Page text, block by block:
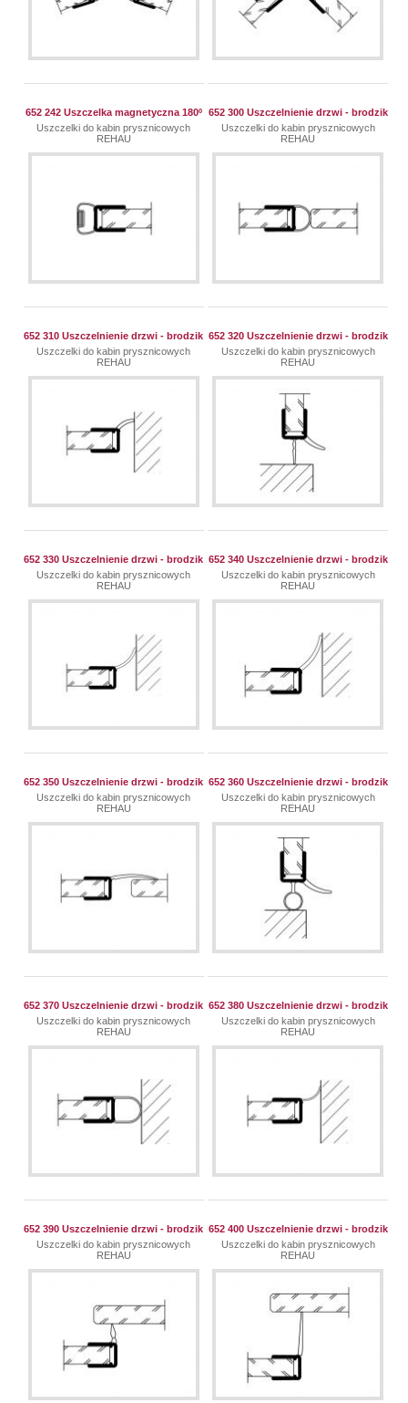
652 242 Uszczelka magnetyczna 180º
Uszczelki do kabin prysznicowych
REHAU
652 300 Uszczelnienie drzwi - brodzik
Uszczelki do kabin prysznicowych
REHAU
652 310 Uszczelnienie drzwi - brodzik
Uszczelki do kabin prysznicowych
REHAU
652 320 Uszczelnienie drzwi - brodzik
Uszczelki do kabin prysznicowych
REHAU
652 330 Uszczelnienie drzwi - brodzik
Uszczelki do kabin prysznicowych
REHAU
652 340 Uszczelnienie drzwi - brodzik
Uszczelki do kabin prysznicowych
REHAU
652 350 Uszczelnienie drzwi - brodzik
Uszczelki do kabin prysznicowych
REHAU
652 360 Uszczelnienie drzwi - brodzik
Uszczelki do kabin prysznicowych
REHAU
652 370 Uszczelnienie drzwi - brodzik
Uszczelki do kabin prysznicowych
REHAU
652 380 Uszczelnienie drzwi - brodzik
Uszczelki do kabin prysznicowych
REHAU
652 390 Uszczelnienie drzwi - brodzik
Uszczelki do kabin prysznicowych
REHAU
652 400 Uszczelnienie drzwi - brodzik
Uszczelki do kabin prysznicowych
REHAU